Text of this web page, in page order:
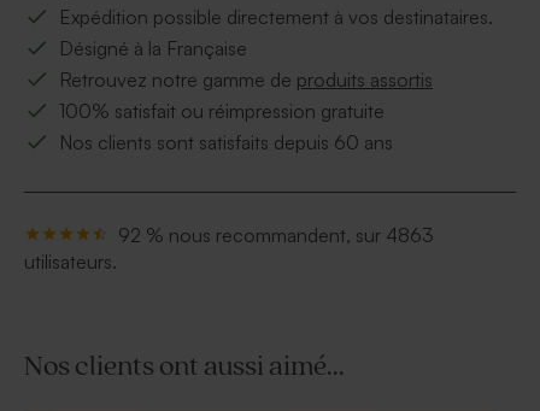
Expédition possible directement à vos destinataires.
Désigné à la Française
Retrouvez notre gamme de produits assortis
100% satisfait ou réimpression gratuite
Nos clients sont satisfaits depuis 60 ans
92 % nous recommandent, sur 4863
utilisateurs.
Nos clients ont aussi aimé...